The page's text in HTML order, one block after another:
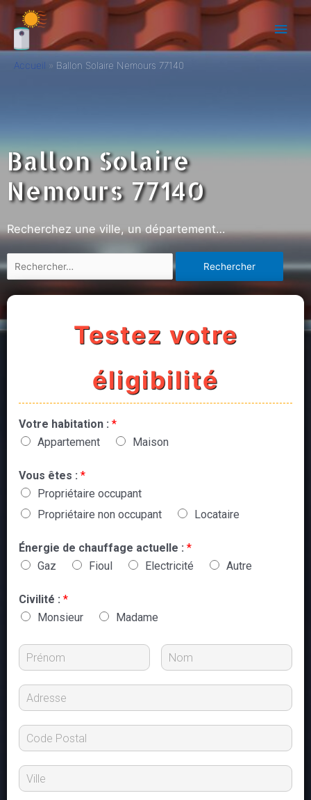
Accueil Ballon Solaire Nemours 77140
Ballon Solaire
Nemours 77140
Recherchez une ville, un département…
Testez votre
éligibilité
Votre habitation : *
Appartement
Maison
Vous êtes : *
Propriétaire occupant
Propriétaire non occupant
Locataire
Énergie de chauffage actuelle : *
Gaz
Fioul Electricité Autre
Civilité : *
Monsieur
Madame